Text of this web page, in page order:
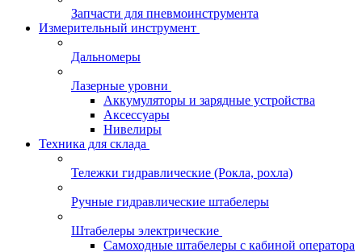
Запчасти для пневмоинструмента
Измерительный инструмент
Дальномеры
Лазерные уровни
Аккумуляторы и зарядные устройства
Аксессуары
Нивелиры
Техника для склада
Тележки гидравлические (Рокла, рохла)
Ручные гидравлические штабелеры
Штабелеры электрические
Самоходные штабелеры с кабиной оператора